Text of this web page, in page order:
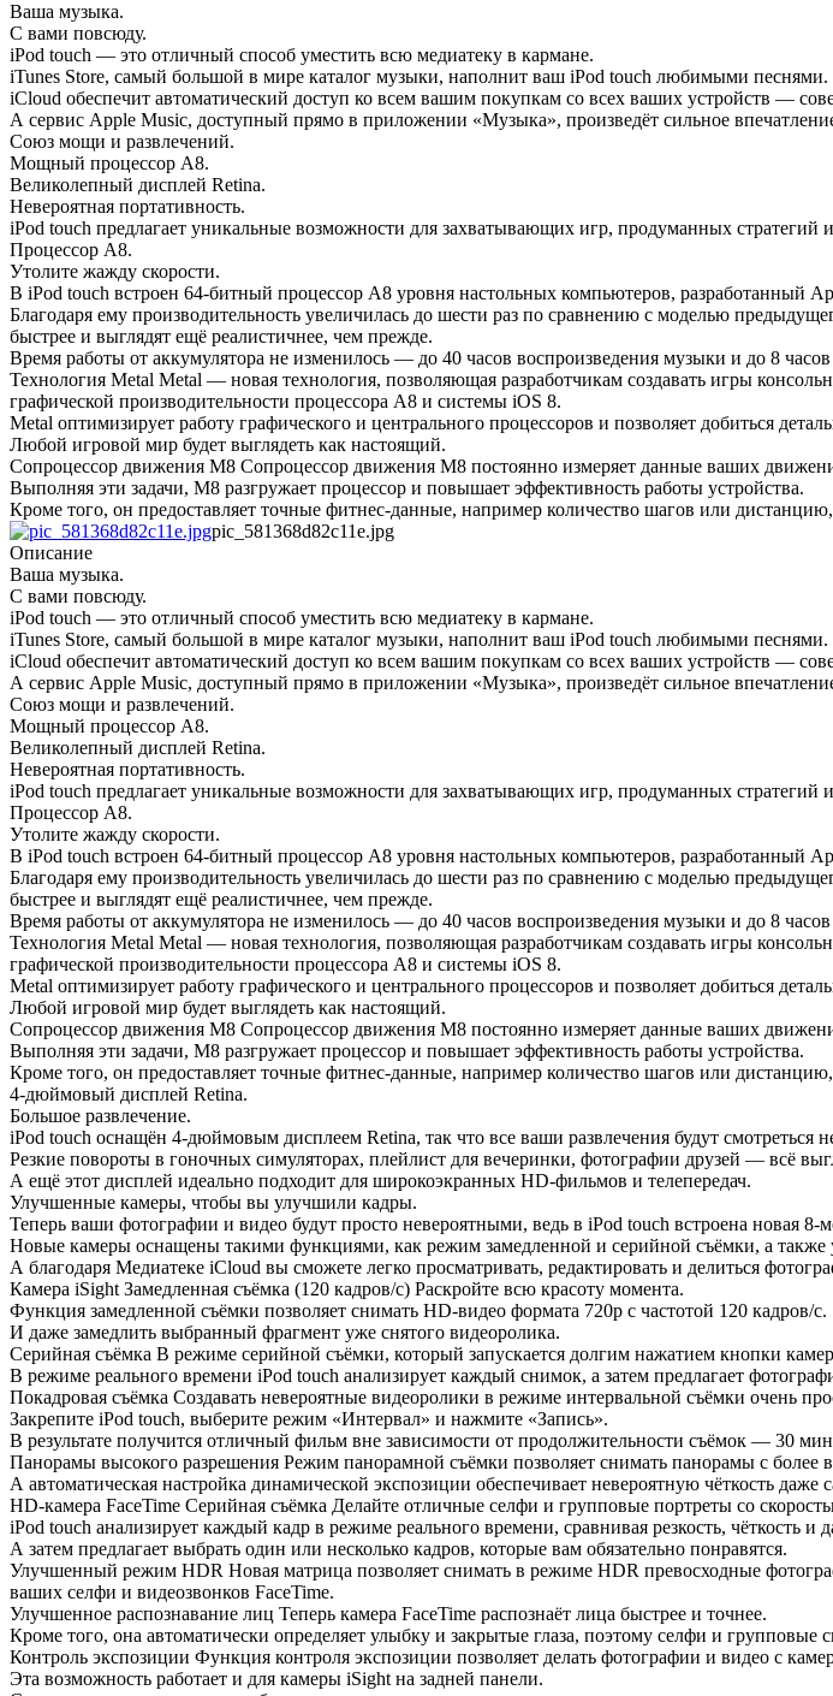
Ваша музыка.
С вами повсюду.
iPod touch — это отличный способ уместить всю медиатеку в кармане.
iTunes Store, самый большой в мире каталог музыки, наполнит ваш iPod touch любимыми песнями.
iCloud обеспечит автоматический доступ ко всем вашим покупкам со всех ваших устройств —
А сервис Apple Music, доступный прямо в приложении «Музыка», произведёт сильное
Союз мощи и развлечений.
Мощный процессор A8.
Великолепный дисплей Retina.
Невероятная портативность.
iPod touch предлагает уникальные возможности для захватывающих игр, продуманных стратегий
Процессор A8.
Утолите жажду скорости.
В iPod touch встроен 64-битный процессор A8 уровня настольных компьютеров, разработанный
Благодаря ему производительность увеличилась до шести раз по сравнению с моделью
быстрее и выглядят ещё реалистичнее, чем прежде.
Время работы от аккумулятора не изменилось — до 40 часов воспроизведения музыки и до 8
Технология Metal Metal — новая технология, позволяющая разработчикам создавать игры
графической производительности процессора A8 и системы iOS 8.
Metal оптимизирует работу графического и центрального процессоров и позволяет добиться
Любой игровой мир будет выглядеть как настоящий.
Сопроцессор движения M8 Сопроцессор движения M8 постоянно измеряет данные ваших
Выполняя эти задачи, M8 разгружает процессор и повышает эффективность работы устройства.
Кроме того, он предоставляет точные фитнес-данные, например количество шагов или
pic_581368d82c11e.jpg
Описание
Ваша музыка.
С вами повсюду.
iPod touch — это отличный способ уместить всю медиатеку в кармане.
iTunes Store, самый большой в мире каталог музыки, наполнит ваш iPod touch любимыми песнями.
iCloud обеспечит автоматический доступ ко всем вашим покупкам со всех ваших устройств —
А сервис Apple Music, доступный прямо в приложении «Музыка», произведёт сильное
Союз мощи и развлечений.
Мощный процессор A8.
Великолепный дисплей Retina.
Невероятная портативность.
iPod touch предлагает уникальные возможности для захватывающих игр, продуманных стратегий
Процессор A8.
Утолите жажду скорости.
В iPod touch встроен 64-битный процессор A8 уровня настольных компьютеров, разработанный
Благодаря ему производительность увеличилась до шести раз по сравнению с моделью
быстрее и выглядят ещё реалистичнее, чем прежде.
Время работы от аккумулятора не изменилось — до 40 часов воспроизведения музыки и до 8
Технология Metal Metal — новая технология, позволяющая разработчикам создавать игры
графической производительности процессора A8 и системы iOS 8.
Metal оптимизирует работу графического и центрального процессоров и позволяет добиться
Любой игровой мир будет выглядеть как настоящий.
Сопроцессор движения M8 Сопроцессор движения M8 постоянно измеряет данные ваших
Выполняя эти задачи, M8 разгружает процессор и повышает эффективность работы устройства.
Кроме того, он предоставляет точные фитнес-данные, например количество шагов или
4-дюймовый дисплей Retina.
Большое развлечение.
iPod touch оснащён 4-дюймовым дисплеем Retina, так что все ваши развлечения будут смотреться
Резкие повороты в гоночных симуляторах, плейлист для вечеринки, фотографии друзей — всё
А ещё этот дисплей идеально подходит для широкоэкранных HD-фильмов и телепередач.
Улучшенные камеры, чтобы вы улучшили кадры.
Теперь ваши фотографии и видео будут просто невероятными, ведь в iPod touch встроена новая
Новые камеры оснащены такими функциями, как режим замедленной и серийной съёмки, а также
А благодаря Медиатеке iCloud вы сможете легко просматривать, редактировать и делиться
Камера iSight Замедленная съёмка (120 кадров/с) Раскройте всю красоту момента.
Функция замедленной съёмки позволяет снимать HD-видео формата 720p с частотой 120 кадров/с.
И даже замедлить выбранный фрагмент уже снятого видеоролика.
Серийная съëмка В режиме серийной съёмки, который запускается долгим нажатием кнопки
В режиме реального времени iPod touch анализирует каждый снимок, а затем предлагает
Покадровая съёмка Создавать невероятные видеоролики в режиме интервальной съёмки очень
Закрепите iPod touch, выберите режим «Интервал» и нажмите «Запись».
В результате получится отличный фильм вне зависимости от продолжительности съёмок — 30
Панорамы высокого разрешения Режим панорамной съëмки позволяет снимать панорамы с
А автоматическая настройка динамической экспозиции обеспечивает невероятную чёткость
HD-камера FaceTime Серийная съëмка Делайте отличные селфи и групповые портреты со
iPod touch анализирует каждый кадр в режиме реального времени, сравнивая резкость, чёткость и
А затем предлагает выбрать один или несколько кадров, которые вам обязательно понравятся.
Улучшенный режим HDR Новая матрица позволяет снимать в режиме HDR превосходные
ваших селфи и видеозвонков FaceTime.
Улучшенное распознавание лиц Теперь камера FaceTime распознаёт лица быстрее и точнее.
Кроме того, она автоматически определяет улыбку и закрытые глаза, поэтому селфи и групповые
Контроль экспозиции Функция контроля экспозиции позволяет делать фотографии и видео с
Эта возможность работает и для камеры iSight на задней панели.